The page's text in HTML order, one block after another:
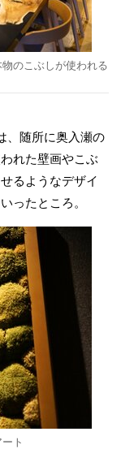
のこぶしが使われる
、随所に奥入瀬の
れた壁画やこぶ
るようなデザイ
ったところ。
ト